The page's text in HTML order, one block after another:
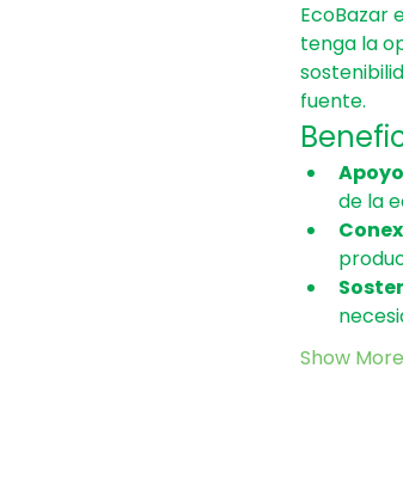
EcoBazar
tenga la
fuente.
de la
Show More